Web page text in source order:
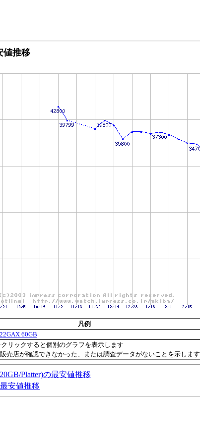
値推移
凡例
60GB
リックすると個別のグラフを表示します
売店が確認できなかった、または調査データがないことを示します
Platter)の最安値推移
安値推移